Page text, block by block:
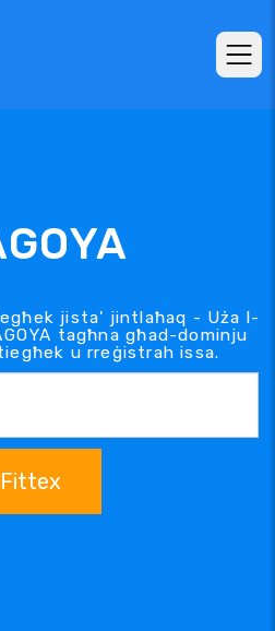
jista' jintlaħaq - Uża l-
tagħna għad-dominju
u rreġistrah issa.
Fittex